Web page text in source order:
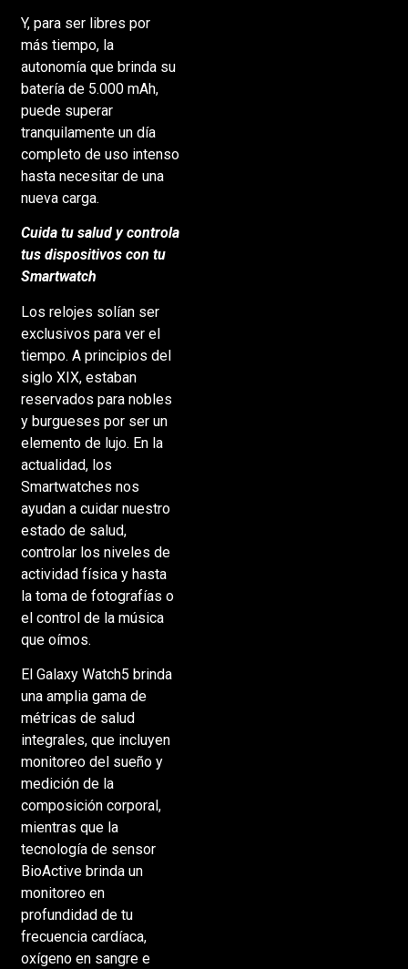
Y, para ser libres por
más tiempo, la
autonomía que brinda su
batería de 5.000 mAh,
puede superar
tranquilamente un día
completo de uso intenso
hasta necesitar de una
nueva carga.
Cuida tu salud y controla
tus dispositivos con tu
Smartwatch
Los relojes solían ser
exclusivos para ver el
tiempo. A principios del
siglo XIX, estaban
reservados para nobles
y burgueses por ser un
elemento de lujo. En la
actualidad, los
Smartwatches nos
ayudan a cuidar nuestro
estado de salud,
controlar los niveles de
actividad física y hasta
la toma de fotografías o
el control de la música
que oímos.
El Galaxy Watch5 brinda
una amplia gama de
métricas de salud
integrales, que incluyen
monitoreo del sueño y
medición de la
composición corporal,
mientras que la
tecnología de sensor
BioActive brinda un
monitoreo en
profundidad de tu
frecuencia cardíaca,
oxígeno en sangre e